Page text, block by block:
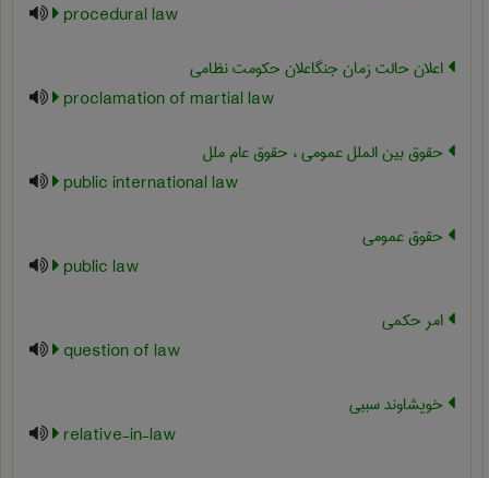
procedural law
اعلان حالت زمان جنگاعلان حکومت نظامی
proclamation of martial law
حقوق بین الملل عمومی ، حقوق عام ملل
public international law
حقوق عمومی
public law
امر حکمی
question of law
خویشاوند سببی
relative-in-law